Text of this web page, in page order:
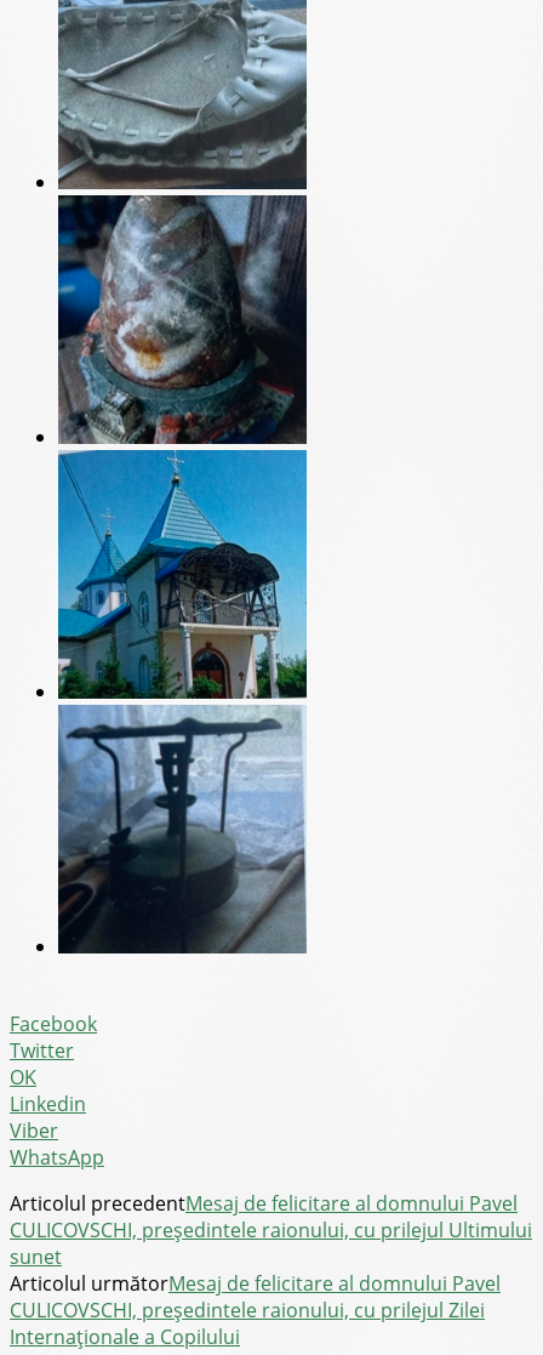
Facebook
Twitter
OK
Linkedin
Viber
WhatsApp
Articolul precedentMesaj de felicitare al domnului Pavel
CULICOVSCHI, președintele raionului, cu prilejul Ultimului
sunet
Articolul următorMesaj de felicitare al domnului Pavel
CULICOVSCHI, președintele raionului, cu prilejul Zilei
Internaționale a Copilului